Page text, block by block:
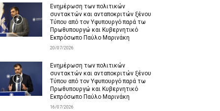
Ενημέρωση των πολιτικών
συντακτών και ανταποκριτών ξένου
Τύπου από τον Υφυπουργό παρά τω
Πρωθυπουργώ και Κυβερνητικό
Εκπρόσωπο Παύλο Μαρινάκη
20/07/2026
Ενημέρωση των πολιτικών
συντακτών και ανταποκριτών ξένου
Τύπου από τον Υφυπουργό παρά τω
Πρωθυπουργώ και Κυβερνητικό
Εκπρόσωπο Παύλο Μαρινάκη
16/07/2026